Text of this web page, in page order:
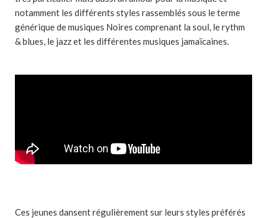
notamment les différents styles rassemblés sous le terme
générique de musiques Noires comprenant la soul, le rythm
& blues, le jazz et les différentes musiques jamaïcaines.
Ces jeunes dansent régulièrement sur leurs styles préférés